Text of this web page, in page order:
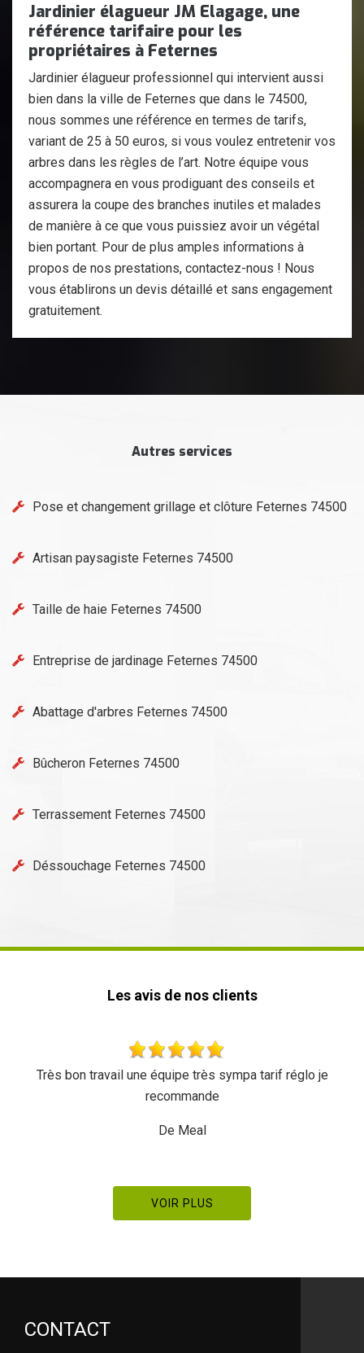
Jardinier élagueur JM Elagage, une
référence tarifaire pour les
propriétaires à Feternes
Jardinier élagueur professionnel qui intervient aussi
bien dans la ville de Feternes que dans le 74500,
nous sommes une référence en termes de tarifs,
variant de 25 à 50 euros, si vous voulez entretenir vos
arbres dans les règles de l’art. Notre équipe vous
accompagnera en vous prodiguant des conseils et
assurera la coupe des branches inutiles et malades
de manière à ce que vous puissiez avoir un végétal
bien portant. Pour de plus amples informations à
propos de nos prestations, contactez-nous ! Nous
vous établirons un devis détaillé et sans engagement
gratuitement.
Autres services
Pose et changement grillage et clôture Feternes 74500
Artisan paysagiste Feternes 74500
Taille de haie Feternes 74500
Entreprise de jardinage Feternes 74500
Abattage d'arbres Feternes 74500
Bûcheron Feternes 74500
Terrassement Feternes 74500
Déssouchage Feternes 74500
Les avis de nos clients
Très bon travail une équipe très sympa tarif réglo je
recommande
De Meal
VOIR PLUS
CONTACT